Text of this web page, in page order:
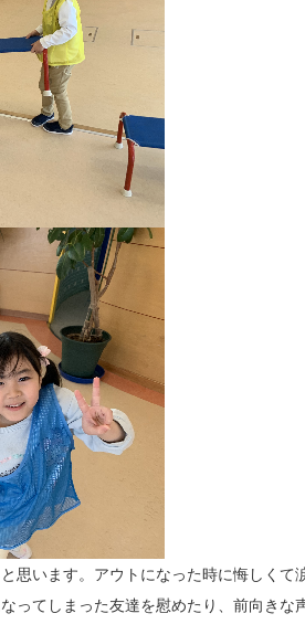
思います。アウトになった時に悔しくて
ってしまった友達を慰めたり、前向きな